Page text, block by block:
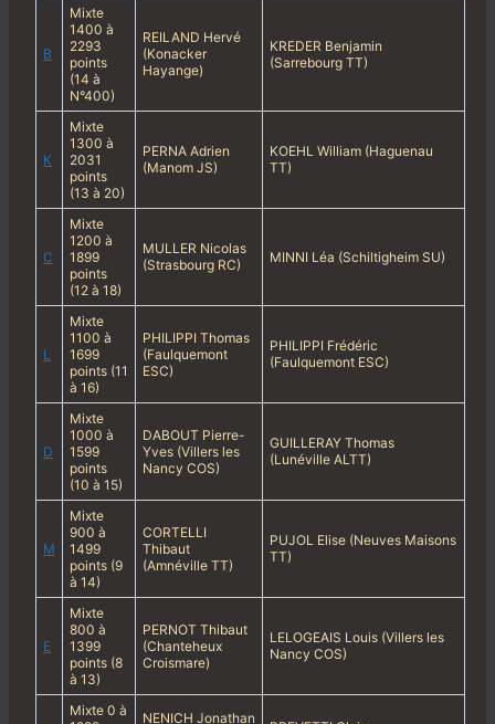
B
Mixte
1400 à
2293
points
(14 à
N°400)
REILAND Hervé
(Konacker
Hayange)
KREDER Benjamin
(Sarrebourg TT)
K
Mixte
1300 à
2031
points
(13 à 20)
PERNA Adrien
(Manom JS)
KOEHL William (Haguenau
TT)
C
Mixte
1200 à
1899
points
(12 à 18)
MULLER Nicolas
(Strasbourg RC)
MINNI Léa (Schiltigheim SU)
L
Mixte
1100 à
1699
points (11
à 16)
PHILIPPI Thomas
(Faulquemont
ESC)
PHILIPPI Frédéric
(Faulquemont ESC)
D
Mixte
1000 à
1599
points
(10 à 15)
DABOUT Pierre-
Yves (Villers les
Nancy COS)
GUILLERAY Thomas
(Lunéville ALTT)
M
Mixte
900 à
1499
points (9
à 14)
CORTELLI
Thibaut
(Amnéville TT)
PUJOL Elise (Neuves Maisons
TT)
E
Mixte
800 à
1399
points (8
à 13)
PERNOT Thibaut
(Chanteheux
Croismare)
LELOGEAIS Louis (Villers les
Nancy COS)
Mixte 0 à
NENICH Jonathan